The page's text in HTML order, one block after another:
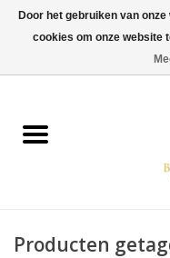
Wijn
Gin & Tonic
Producten
Door het gebruiken van
cookies om onze website